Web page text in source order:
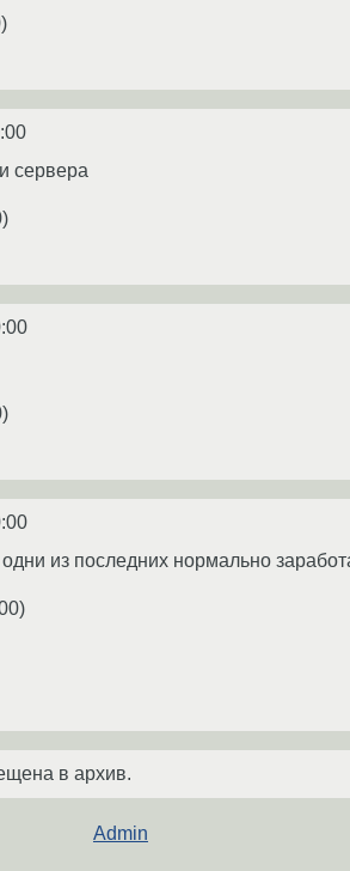
)
сервера
)
)
из последних нормально
)
в архив.
Admin